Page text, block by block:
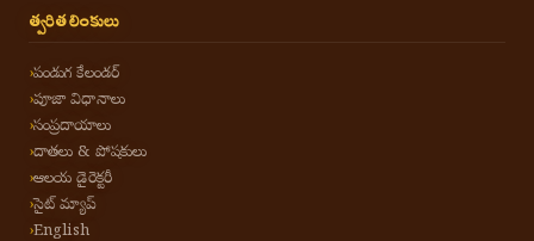
త్వరిత లింకులు
పండుగ కేలండర్
పూజా విధానాలు
సంప్రదాయాలు
దాతలు & పోషకులు
ఆలయ డైరెక్టరీ
సైట్ మ్యాప్
English